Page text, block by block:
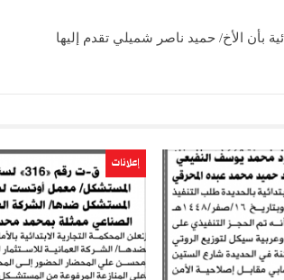
بأن الأخ/ حميد ناصر شميلي تقدم إليها
إعلانات